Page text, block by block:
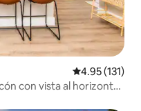
Calificación
4.95 (131)
con vista al horizonte